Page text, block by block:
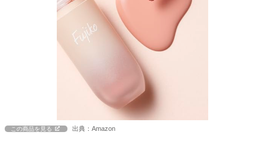
この商品を見る 出典：Amazon